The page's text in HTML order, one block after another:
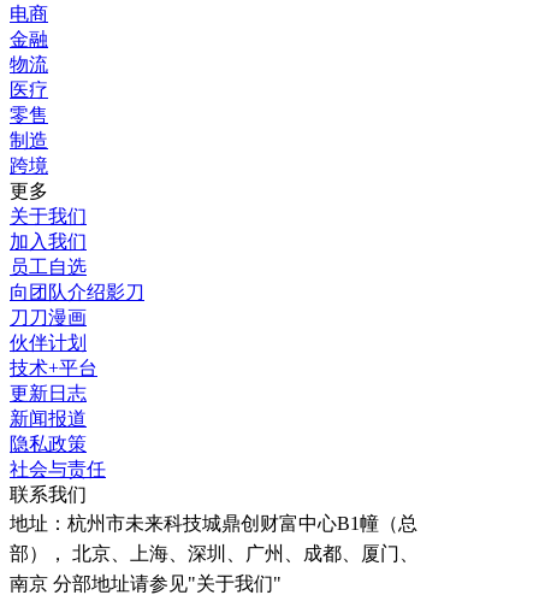
电商
金融
物流
医疗
零售
制造
跨境
更多
关于我们
加入我们
员工自选
向团队介绍影刀
刀刀漫画
伙伴计划
技术+平台
更新日志
新闻报道
隐私政策
社会与责任
联系我们
地址： 杭州市未来科技城鼎创财富中心B1幢（总
部）， 北京、上海、深圳、广州、成都、厦门、
南京 分部地址请参见"关于我们"